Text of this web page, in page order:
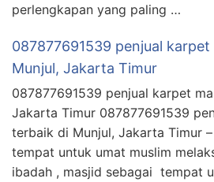
perlengkapan yang paling …
087877691539 penjual
Munjul, Jakarta Timur
087877691539 penjual karpet
Jakarta Timur 087877691539
terbaik di Munjul, Jakarta Timur
tempat untuk umat muslim
ibadah , masjid sebagai tempat